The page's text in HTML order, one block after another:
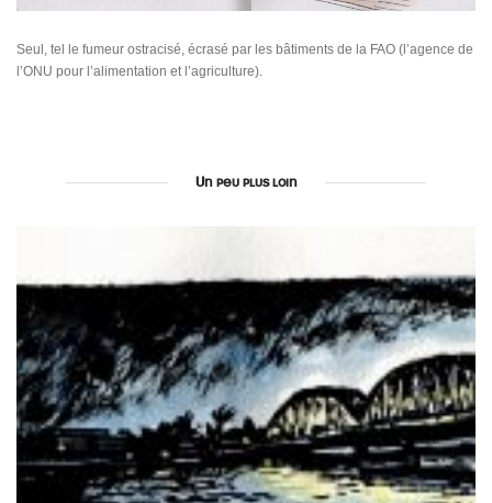
Seul, tel le fumeur ostracisé, écrasé par les bâtiments de la FAO (l’agence de
l’ONU pour l’alimentation et l’agriculture).
Un peu plus loin